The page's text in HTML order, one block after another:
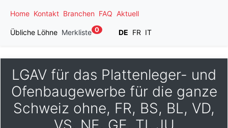
Home Kontakt Branchen FAQ Aktuell
Übliche Löhne Merkliste 0 DE FR IT
LGAV für das Plattenleger- und
Ofenbaugewerbe für die ganze
Schweiz ohne, FR, BS, BL, VD,